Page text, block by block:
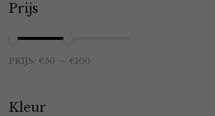
Prijs
PRIJS: €50 — €100
Kleur